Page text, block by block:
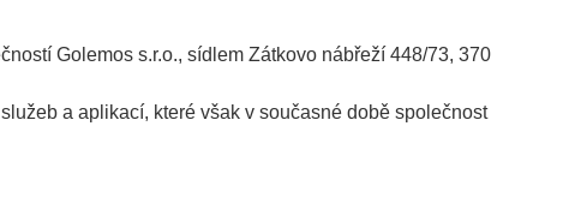
Golemos s.r.o., sídlem Zátkovo nábřeží 448/73, 370
a aplikací, které však v současné době společnost